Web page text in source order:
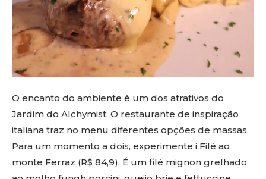
O encanto do ambiente é um dos atrativos do
Jardim do Alchymist. O restaurante de inspiração
italiana traz no menu diferentes opções de massas.
Para um momento a dois, experimente i Filé ao
monte Ferraz (R$ 84,9). É um filé mignon grelhado